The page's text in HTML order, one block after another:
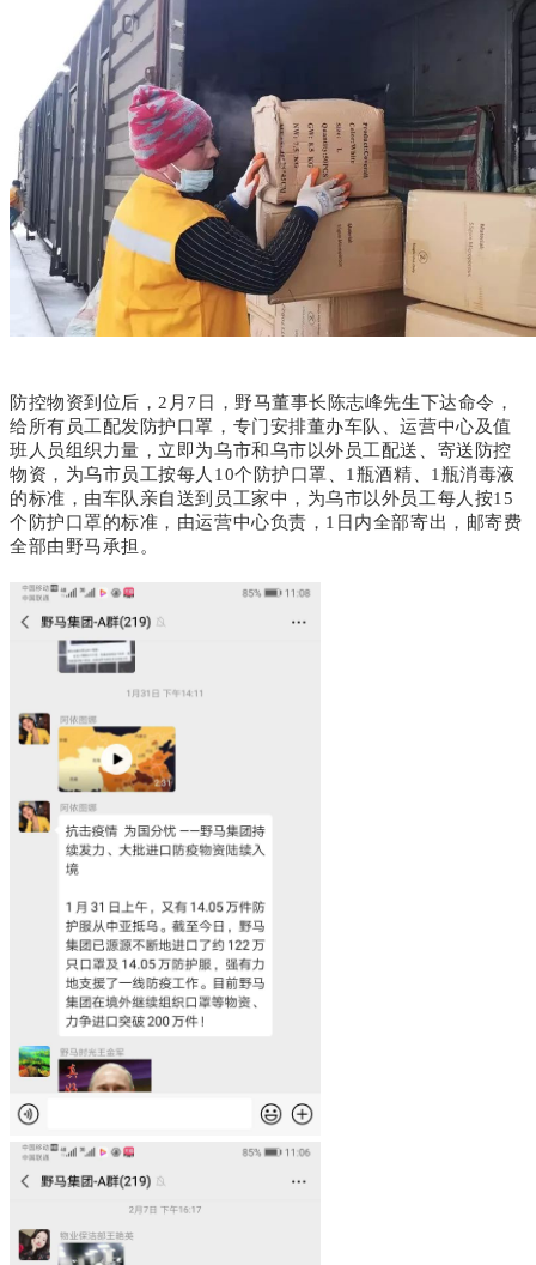
防控物资到位后，2月7日
，野马董事长陈志峰先生下达命令，
给所有员工配发防护口罩，专门安排董办车队、运营中心及值
班人员组织力量，立即为乌市和乌市以外员工配送、寄送防控
物资，为乌市员工按每人10个防护口罩、1瓶酒精、1瓶消毒液
的标准，由车队亲自送到员工家中，为乌市以外员工每人按15
个防护口罩的标准，由运营中心负责，1日内全部寄出，邮寄费
全部由野马承担。